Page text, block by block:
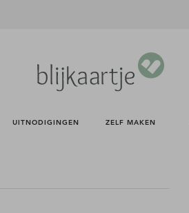
UITNODIGINGEN ZELF MAKEN